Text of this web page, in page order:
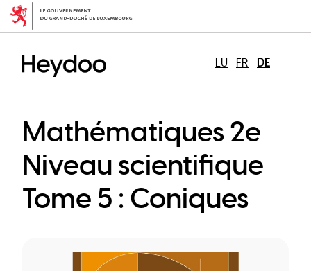
Direkt
zum
LU FR DE
Mathématiques 2e
Niveau scientifique
Tome 5 : Coniques